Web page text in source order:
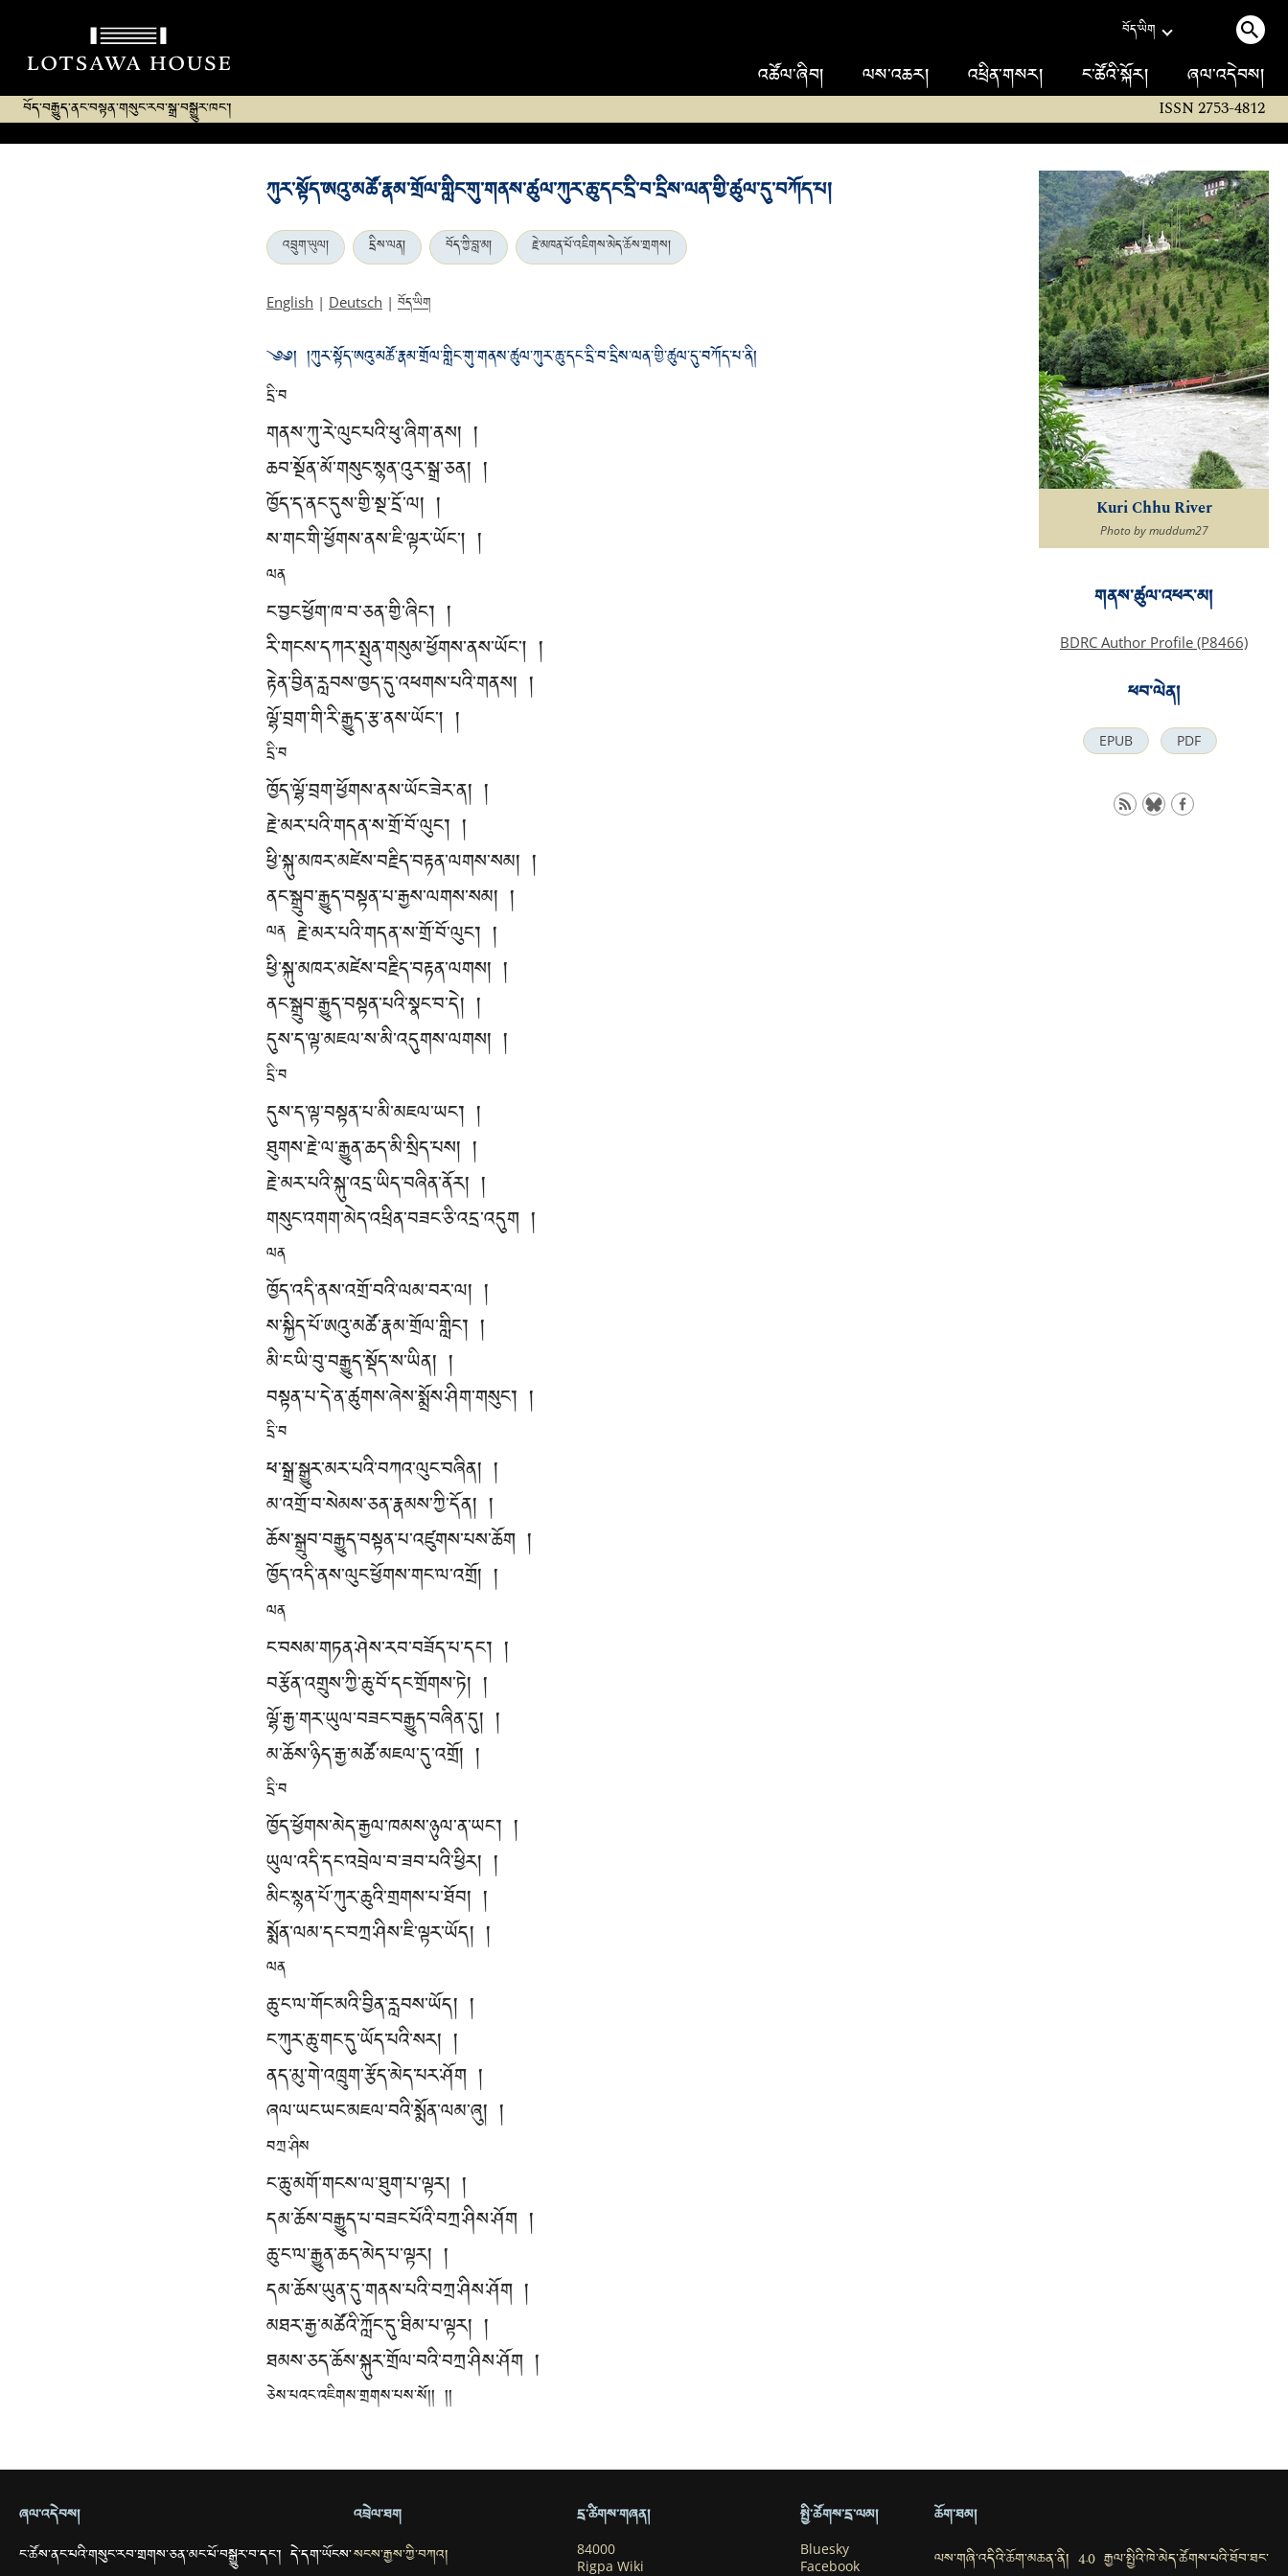
བོད་ཡིག
འཚོལ་ཞིབ། ལས་འཆར། འཕྲིན་གསར། ང་ཚོའི་སྐོར། ཞལ་འདེབས།
བོད་བརྒྱུད་ནང་བསྟན་གསུང་རབ་སྒྲ་བསྒྱུར་ཁང་། ISSN 2753-4812
ཀུར་སྟོད་ཨའུ་མཚོ་རྣམ་གྲོལ་གླིང་གུ་གནས་ཚུལ་ཀུར་ཆུ་དང་དྲི་བ་དྲིས་ལན་གྱི་ཚུལ་དུ་བཀོད་པ།
འབྲུག་ཡུལ། དྲིས་ལན། བོད་ཀྱི་བླ་མ། རྗེ་མཁན་པོ་འཇིགས་མེད་ཆོས་གྲགས།
English | Deutsch | བོད་ཡིག
༄༅། །ཀུར་སྟོད་ཨའུ་མཚོ་རྣམ་གྲོལ་གླིང་གུ་གནས་ཚུལ་ཀུར་ཆུ་དང་དྲི་བ་དྲིས་ལན་གྱི་ཚུལ་དུ་བཀོད་པ་ནི།
དྲི་བ
གནས་ཀུ་རེ་ལུང་པའི་ཕུ་ཞིག་ནས། །
ཆབ་སྔོན་མོ་གསུང་སྙན་འུར་སྒྲ་ཅན། །
ཁྱོད་ད་ནང་དུས་གྱི་སྔ་དྲོ་ལ། །
ས་གང་གི་ཕྱོགས་ནས་ཇི་ལྟར་ཡོང། །
ལན
ང་བྱང་ཕྱོག་ཁ་བ་ཅན་གྱི་ཞིང་། །
རི་གངས་དཀར་སྤུན་གསུམ་ཕྱོགས་ནས་ཡོང། །
རྟེན་བྱིན་རླབས་ཁྱད་དུ་འཕགས་པའི་གནས། །
ལྷོ་བྲག་གི་རི་རྒྱུད་རྩ་ནས་ཡོང། །
དྲི་བ
ཁྱོད་ལྷོ་བྲག་ཕྱོགས་ནས་ཡོང་ཟེར་ན། །
རྗེ་མར་པའི་གདན་ས་གྲོ་བོ་ལུང་། །
ཕྱི་སྐུ་མཁར་མཛེས་བརྗིད་བརྟན་ལགས་སམ། །
ནང་སྒྲུབ་རྒྱུད་བསྟན་པ་རྒྱས་ལགས་སམ། །
ལན རྗེ་མར་པའི་གདན་ས་གྲོ་བོ་ལུང་། །
ཕྱི་སྐུ་མཁར་མཛེས་བརྗིད་བརྟན་ལགས། །
ནང་སྒྲུབ་རྒྱུད་བསྟན་པའི་སྣང་བ་དེ། །
དུས་ད་ལྟ་མཇལ་ས་མི་འདུགས་ལགས། །
དྲི་བ
དུས་ད་ལྟ་བསྟན་པ་མི་མཇལ་ཡང་། །
ཐུགས་རྗེ་ལ་རྒྱུན་ཆད་མི་སྲིད་པས། །
རྗེ་མར་པའི་སྐུ་འདྲ་ཡིད་བཞིན་ནོར། །
གསུང་འགག་མེད་འཕྲིན་བཟང་ཅི་འདྲ་འདུག །
ལན
ཁྱོད་འདི་ནས་འགྲོ་བའི་ལམ་བར་ལ། །
ས་སྐྱིད་པོ་ཨའུ་མཚོ་རྣམ་གྲོལ་གླིང་། །
མི་ང་ཡི་བུ་བརྒྱུད་སྡོད་ས་ཡིན། །
བསྟན་པ་དེ་ན་ཚུགས་ཞེས་སྨྲོས་ཤིག་གསུང་། །
དྲི་བ
ཕ་སྒྲ་སྒྱུར་མར་པའི་བཀའ་ལུང་བཞིན། །
མ་འགྲོ་བ་སེམས་ཅན་རྣམས་ཀྱི་དོན། །
ཆོས་སྒྲུབ་བརྒྱུད་བསྟན་པ་འཛུགས་པས་ཆོག །
ཁྱོད་འདི་ནས་ལུང་ཕྱོགས་གང་ལ་འགྲོ། །
ལན
ང་བསམ་གཏན་ཤེས་རབ་བཟོད་པ་དང་། །
བརྩོན་འགྲུས་ཀྱི་ཆུ་བོ་དང་གྲོགས་ཏེ། །
ལྷོ་རྒྱ་གར་ཡུལ་བཟང་བརྒྱུད་བཞིན་དུ། །
མ་ཆོས་ཉིད་རྒྱ་མཚོ་མཇལ་དུ་འགྲོ། །
དྲི་བ
ཁྱོད་ཕྱོགས་མེད་རྒྱལ་ཁམས་ཉུལ་ན་ཡང་། །
ཡུལ་འདི་དང་འབྲེལ་བ་ཟབ་པའི་ཕྱིར། །
མིང་སྙན་པོ་ཀུར་ཆུའི་གྲགས་པ་ཐོབ། །
སྨོན་ལམ་དང་བཀྲ་ཤིས་ཇི་ལྟར་ཡོད། །
ལན
ཆུ་ང་ལ་གོང་མའི་བྱིན་རླབས་ཡོད། །
ང་ཀུར་ཆུ་གང་དུ་ཡོད་པའི་སར། །
ནད་མུ་གེ་འཁྲུག་རྩོད་མེད་པར་ཤོག །
ཞལ་ཡང་ཡང་མཇལ་བའི་སྨོན་ལམ་ཞུ། །
བཀྲ་ཤིས
ང་ཆུ་མགོ་གངས་ལ་ཐུག་པ་ལྟར། །
དམ་ཆོས་བརྒྱུད་པ་བཟང་པོའི་བཀྲ་ཤིས་ཤོག །
ཆུ་ང་ལ་རྒྱུན་ཆད་མེད་པ་ལྟར། །
དམ་ཆོས་ཡུན་དུ་གནས་པའི་བཀྲ་ཤིས་ཤོག །
མཐར་རྒྱ་མཚོའི་ཀློང་དུ་ཐིམ་པ་ལྟར། །
ཐམས་ཅད་ཆོས་སྐུར་གྲོལ་བའི་བཀྲ་ཤིས་ཤོག །
ཅེས་པའང་འཇིགས་གྲགས་པས་སོ།། །།
Kuri Chhu River
Photo by muddum27
གནས་ཚུལ་འཕར་མ།
BDRC Author Profile (P8466)
ཕབ་ལེན།
EPUB PDF
ཞལ་འདེབས།
ང་ཚོས་ནང་པའི་གསུང་རབ་གྲགས་ཅན་མང་པོ་བསྒྱུར་བ་དང་། དེ་དག་ཡོངས་
འབྲེལ་ཐག
སངས་རྒྱས་ཀྱི་བཀའ།
དྲ་ཚིགས་གཞན།
84000
Rigpa Wiki
སྤྱི་ཚོགས་དྲ་ལམ།
Bluesky
Facebook
ཆོག་ཐམ།
ལས་གཞི་འདིའི་ཆོག་མཆན་ནི། 4.0 རྒྱལ་སྤྱིའི་ཁེ་མེད་ཚོགས་པའི་ཐོབ་ཐང་